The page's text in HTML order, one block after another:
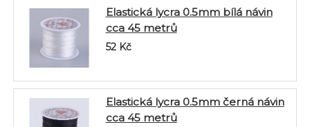
Elastická lycra 0.5mm bílá návin
cca 45 metrů
52 Kč
Elastická lycra 0.5mm černá návin
cca 45 metrů